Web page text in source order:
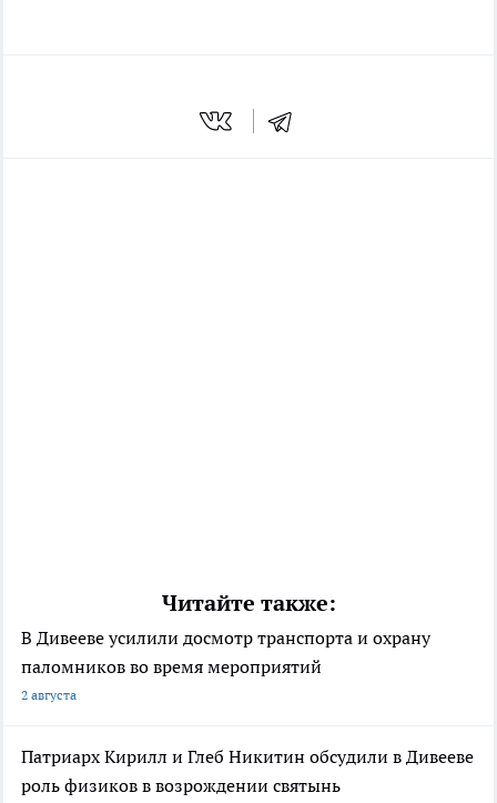
Читайте также:
В Дивееве усилили досмотр транспорта и охрану
паломников во время мероприятий
2 августа
Патриарх Кирилл и Глеб Никитин обсудили в Дивееве
роль физиков в возрождении святынь